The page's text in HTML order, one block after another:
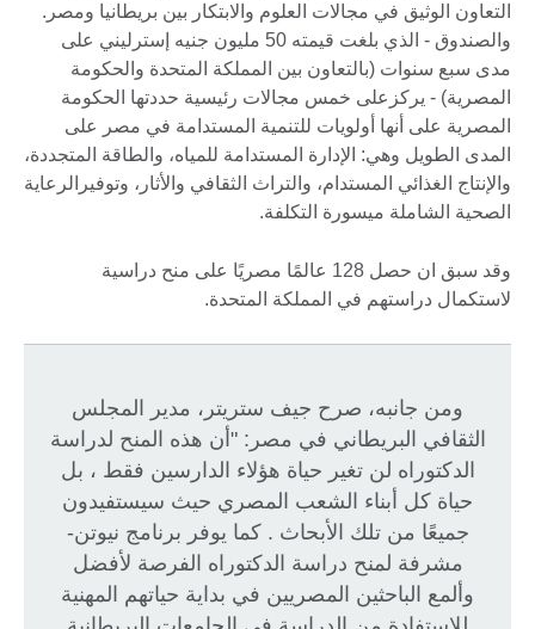
التعاون الوثيق في مجالات العلوم والابتكار بين بريطانيا ومصر.
والصندوق - الذي بلغت قيمته 50 مليون جنيه إسترليني على
مدى سبع سنوات (بالتعاون بين المملكة المتحدة والحكومة
المصرية) - يركزعلى خمس مجالات رئيسية حددتها الحكومة
المصرية على أنها أولويات للتنمية المستدامة في مصر على
المدى الطويل وهي: الإدارة المستدامة للمياه، والطاقة المتجددة،
والإنتاج الغذائي المستدام، والتراث الثقافي والأثار، وتوفيرالرعاية
الصحية الشاملة ميسورة التكلفة.
وقد سبق ان حصل 128 عالمًا مصريًا على منح دراسية
لاستكمال دراستهم في المملكة المتحدة.
ومن جانبه، صرح جيف ستريتر، مدير المجلس
الثقافي البريطاني في مصر: "أن هذه المنح لدراسة
الدكتوراه لن تغير حياة هؤلاء الدارسين فقط ، بل
حياة كل أبناء الشعب المصري حيث سيستفيدون
جميعًا من تلك الأبحاث . كما يوفر برنامج نيوتن-
مشرفة لمنح دراسة الدكتوراه الفرصة لأفضل
وألمع الباحثين المصريين في بداية حياتهم المهنية